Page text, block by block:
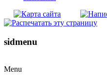
sidmenu
Menu